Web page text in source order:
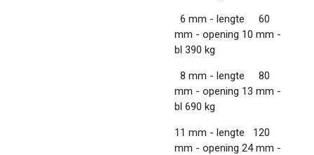
6 mm - lengte 60
mm - opening 10 mm -
bl 390 kg
8 mm - lengte 80
mm - opening 13 mm -
bl 690 kg
11 mm - lengte 120
mm - opening 24 mm -